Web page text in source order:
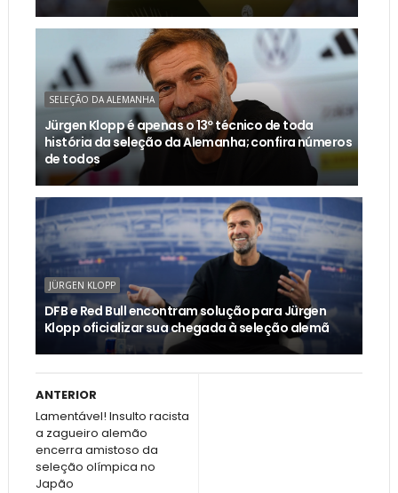
SELEÇÃO DA ALEMANHA
Jürgen Klopp é apenas o 13º técnico de toda
história da seleção da Alemanha; confira números
de todos
JÜRGEN KLOPP
DFB e Red Bull encontram solução para Jürgen
Klopp oficializar sua chegada à seleção alemã
ANTERIOR
Lamentável! Insulto racista
a zagueiro alemão
encerra amistoso da
seleção olímpica no
Japão